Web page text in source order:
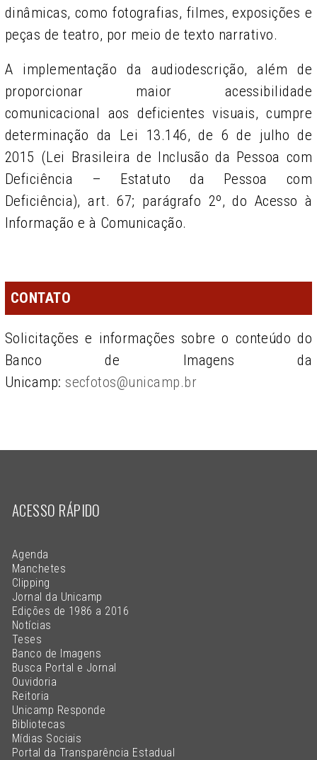
dinâmicas, como fotografi­as, filmes, exposições e
peças de teatro, por meio de texto narrativo.
A implementação da audiodescrição, além de
proporcionar maior acessibilidade
comunicacional aos deficientes visuais, cumpre
determinação da Lei 13.146, de 6 de julho de
2015 (Lei Brasileira de Inclusão da Pessoa com
Deficiência – Estatuto da Pessoa com
Deficiência), art. 67; parágrafo 2º, do Acesso à
Informação e à Comunicação.
CONTATO
Solicitações e informações sobre o conteúdo do
Banco de Imagens da
Unicamp: secfotos@unicamp.br
ACESSO RÁPIDO
Agenda
Manchetes
Clipping
Jornal da Unicamp
Edições de 1986 a 2016
Notícias
Teses
Banco de Imagens
Busca Portal e Jornal
Ouvidoria
Reitoria
Unicamp Responde
Bibliotecas
Mídias Sociais
Portal da Transparência Estadual